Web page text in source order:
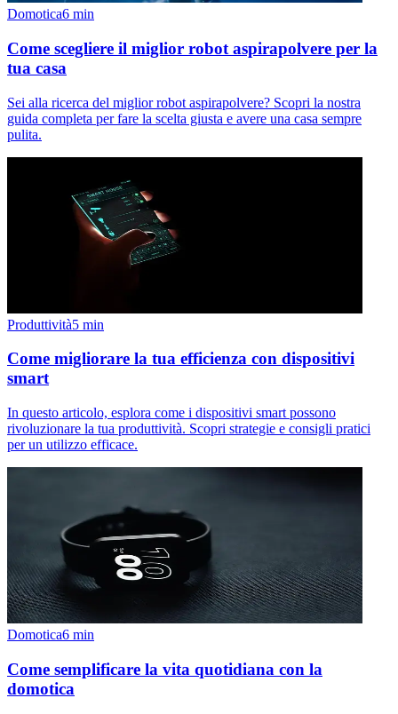
Domotica6 min
Come scegliere il miglior robot aspirapolvere per la
tua casa
Sei alla ricerca del miglior robot aspirapolvere? Scopri la nostra
guida completa per fare la scelta giusta e avere una casa sempre
pulita.
Produttività5 min
Come migliorare la tua efficienza con dispositivi
smart
In questo articolo, esplora come i dispositivi smart possono
rivoluzionare la tua produttività. Scopri strategie e consigli pratici
per un utilizzo efficace.
Domotica6 min
Come semplificare la vita quotidiana con la
domotica